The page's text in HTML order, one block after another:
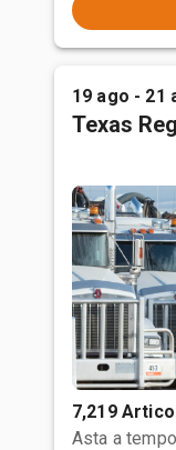
19 ago - 21
Texas
7,219
Asta a tempo